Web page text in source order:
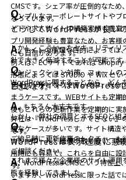
シンプルなコーポレートサイトや
イトや求人サイトの構築実績も豊
プリ開発経験も豊富なため、お客
にも自信があります。
WordPressに関することなら、どん
CMSです。シェア率が圧倒的なた
なっています。
しかし、こういったセキュリティ
針で大きく低減することが可能です
インジェクション対策、フォーム
ティホールとなりやすいのは、
まうケースです。WEBサイトも定
後もこれらの更新作業を定期的に実
ご納品時に更新作業のレクチャー
ご相談ください。
どうしてWordPressが良い
サイトの種類や目的によっては
例えば、ECサイトであれば Shopify
形態によっては STUDIO や Wix と
ございます。
しかし、弊社の得意とするSEOと
適なケースが多いです。サイト構造
コントロール、画像の取り扱い、
用時にも容易で、これらを自由に
す。
自社のサイトはWordPress
もちろん大丈夫です。
弊社は『WordPressしかできない
です。
これまで様々な企業様のサイト運
態を経験してきました。
WordPressは表示速度に悪
WordPressはCMSという特性上
いますが、WordPressに限った話